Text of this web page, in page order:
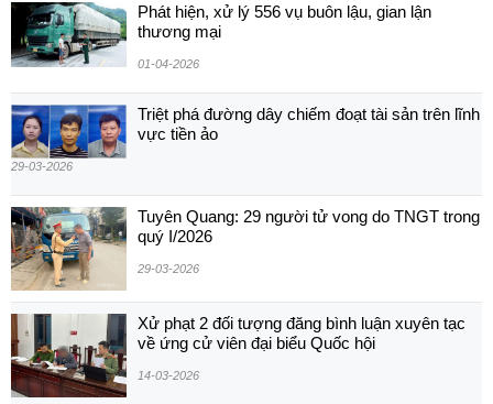
Phát hiện, xử lý 556 vụ buôn lậu, gian lận
thương mại
01-04-2026
Triệt phá đường dây chiếm đoạt tài sản trên lĩnh
vực tiền ảo
29-03-2026
Tuyên Quang: 29 người tử vong do TNGT trong
quý I/2026
29-03-2026
Xử phạt 2 đối tượng đăng bình luận xuyên tạc
về ứng cử viên đại biểu Quốc hội
14-03-2026